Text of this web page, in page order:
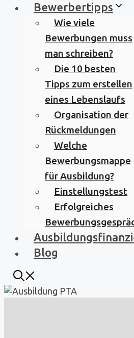
Bewerbertipps
Wie viele
Bewerbungen muss
man schreiben?
Die 10 besten
Tipps zum erstellen
eines Lebenslaufs
Organisation der
Rückmeldungen
Welche
Bewerbungsmappe
für Ausbildung?
Einstellungstest
Erfolgreiches
Blog